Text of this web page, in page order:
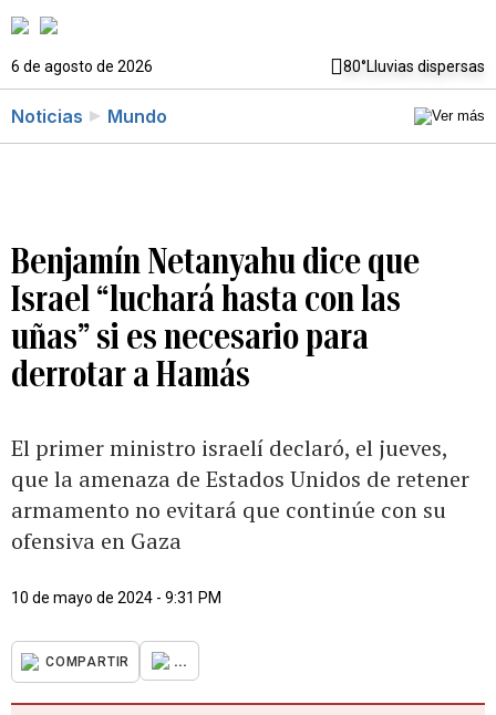
6 de agosto de 2026 80°Lluvias dispersas
Noticias Mundo
Benjamín Netanyahu dice que
Israel “luchará hasta con las
uñas” si es necesario para
derrotar a Hamás
El primer ministro israelí declaró, el jueves,
que la amenaza de Estados Unidos de retener
armamento no evitará que continúe con su
ofensiva en Gaza
10 de mayo de 2024 - 9:31 PM
COMPARTIR ...